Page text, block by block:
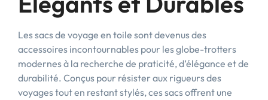
Les sacs de voyage en toile sont devenus des
accessoires incontournables pour les globe-trotters
modernes à la recherche de praticité, d’élégance et de
durabilité. Conçus pour résister aux rigueurs des
voyages tout en restant stylés, ces sacs offrent une